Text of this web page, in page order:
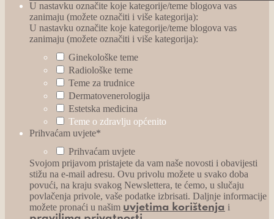
U nastavku označite koje kategorije/teme blogova vas
zanimaju (možete označiti i više kategorija):
U nastavku označite koje kategorije/teme blogova vas
zanimaju (možete označiti i više kategorija):
Ginekološke teme
Radiološke teme
Teme za trudnice
Dermatovenerologija
Estetska medicina
Teme o zdravlju općenito
Prihvaćam uvjete*
Prihvaćam uvjete
Svojom prijavom pristajete da vam naše novosti i obavijesti
stižu na e-mail adresu. Ovu privolu možete u svako doba
povući, na kraju svakog Newslettera, te ćemo, u slučaju
povlačenja privole, vaše podatke izbrisati. Daljnje informacije
možete pronaći u našim uvjetima korištenja i